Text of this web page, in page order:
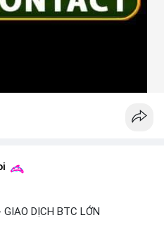
DỊCH BTC LỚN